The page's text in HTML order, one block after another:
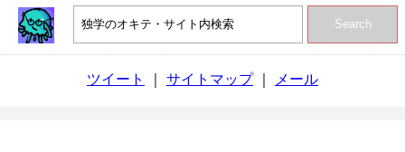
Search
ツイート サイトマップ｜ メール